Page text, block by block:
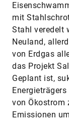
mit
Stahl veredelt
Neuland,
von Erdgas
das Projekt
Geplant ist,
von Ökostrom
Emissionen